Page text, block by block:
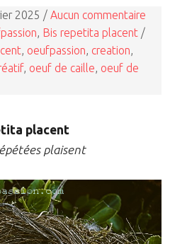
2025 / Aucun commentaire
, Bis repetita placent /
, oeufpassion, creation,
, oeuf de caille, oeuf de
placent
plaisent